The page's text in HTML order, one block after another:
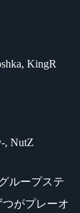
KingR
, NutZ
ループステ
がプレーオ